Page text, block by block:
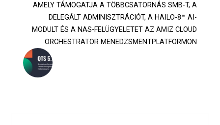
AMELY TÁMOGATJA A TÖBBCSATORNÁS SMB-T, A
DELEGÁLT ADMINISZTRÁCIÓT, A HAILO-8™ AI-
MODULT ÉS A NAS-FELÜGYELETET AZ AMIZ CLOUD
ORCHESTRATOR MENEDZSMENTPLATFORMON